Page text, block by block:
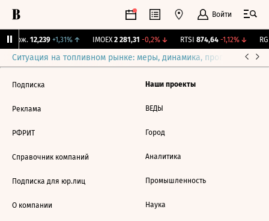
Войти
Бирж. 12,239 +1,31%↑ IMOEX 2 281,31 -0,2%↓ RTSI 874,64 -1,12%↓
Ситуация на топливном рынке: меры, динамика, прогнозы
Подписка
Реклама
РФРИТ
Справочник компаний
Подписка для юр.лиц
О компании
Наши проекты
ВЕДЫ
Город
Аналитика
Промышленность
Наука